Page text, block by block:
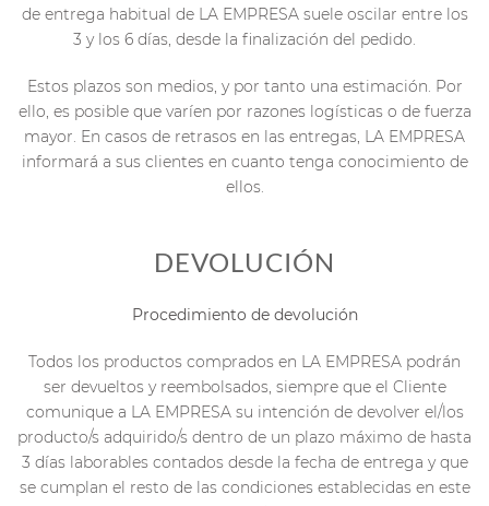
de entrega habitual de LA EMPRESA suele oscilar entre los
3 y los 6 días, desde la finalización del pedido.
Estos plazos son medios, y por tanto una estimación. Por
ello, es posible que varíen por razones logísticas o de fuerza
mayor. En casos de retrasos en las entregas, LA EMPRESA
informará a sus clientes en cuanto tenga conocimiento de
ellos.
DEVOLUCIÓN
Procedimiento de devolución
Todos los productos comprados en LA EMPRESA podrán
ser devueltos y reembolsados, siempre que el Cliente
comunique a LA EMPRESA su intención de devolver el/los
producto/s adquirido/s dentro de un plazo máximo de hasta
3 días laborables contados desde la fecha de entrega y que
se cumplan el resto de las condiciones establecidas en este